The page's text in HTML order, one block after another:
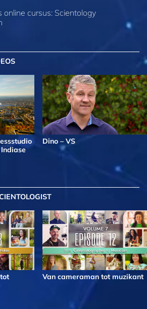
online cursus: Scientology
Dino – VS
Van cameraman tot muzikant